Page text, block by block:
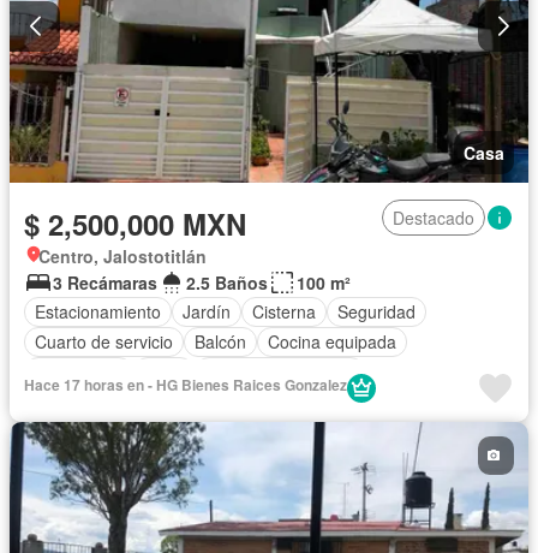
Casa
$ 2,500,000 MXN
Destacado
Centro, Jalostotitlán
3 Recámaras
2.5 Baños
100 m²
Estacionamiento
Jardín Cisterna
Seguridad
Cuarto de servicio
Balcón
Cocina equipada
Cuarto de Limpieza
Solo familias
Permite mascotas
Sin amueblar
Hace 17 horas en - HG Bienes Raices Gonzalez